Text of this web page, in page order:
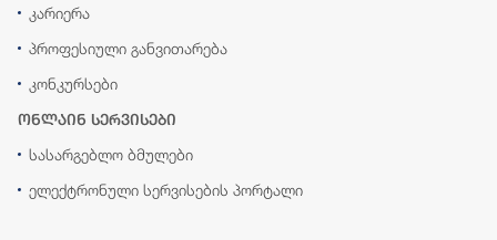
კარიერა
პროფესიული განვითარება
კონკურსები
ონლაინ სერვისები
სასარგებლო ბმულები
ელექტრონული სერვისების პორტალი